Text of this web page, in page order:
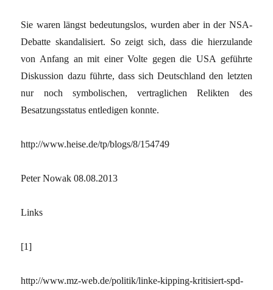
Sie waren längst bedeutungslos, wurden aber in der NSA-
Debatte skandalisiert. So zeigt sich, dass die hierzulande
von Anfang an mit einer Volte gegen die USA geführte
Diskussion dazu führte, dass sich Deutschland den letzten
nur noch symbolischen, vertraglichen Relikten des
Besatzungsstatus entledigen konnte.
http://www.heise.de/tp/blogs/8/154749
Peter Nowak08.08.2013
Links
[1]
http://www.mz-web.de/politik/linke-kipping-kritisiert-spd-